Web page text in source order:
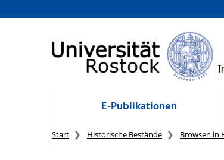
zum Inhalt
E-Publikationen
Start Historische Bestände Browsen in